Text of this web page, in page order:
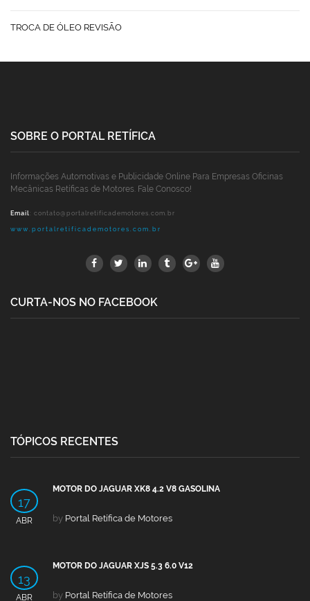
TROCA DE ÓLEO REVISÃO
SOBRE O PORTAL RETÍFICA
Informações Automotivas e Publicidade Online Para Empresas Oficinas
Mecânicas Retíficas de Motores. Fale Conosco!
Email: contato@portalretificademotores.com.br
www.portalretificademotores.com.br
CURTA-NOS NO FACEBOOK
TÓPICOS RECENTES
17
ABR
MOTOR DO JAGUAR XK8 4.2 V8 GASOLINA
by Portal Retífica de Motores
13
ABR
MOTOR DO JAGUAR XJS 5.3 6.0 V12
by Portal Retífica de Motores